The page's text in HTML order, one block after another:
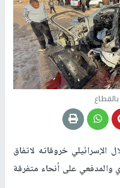
الإسرائيلي خروقاته لاتفاق
على أنحاء متفرقة